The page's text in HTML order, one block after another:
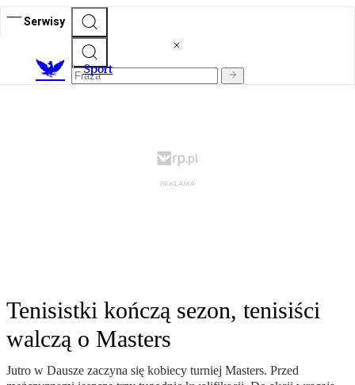
Serwisy
Sport
Tenisistki kończą sezon, tenisiści
walczą o Masters
Jutro w Dausze zaczyna się kobiecy turniej Masters. Przed